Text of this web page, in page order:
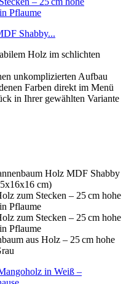
Shabby...
Holz im schlichten
unkomplizierten Aufbau
Farben direkt im Menü
in Ihrer gewählten Variante